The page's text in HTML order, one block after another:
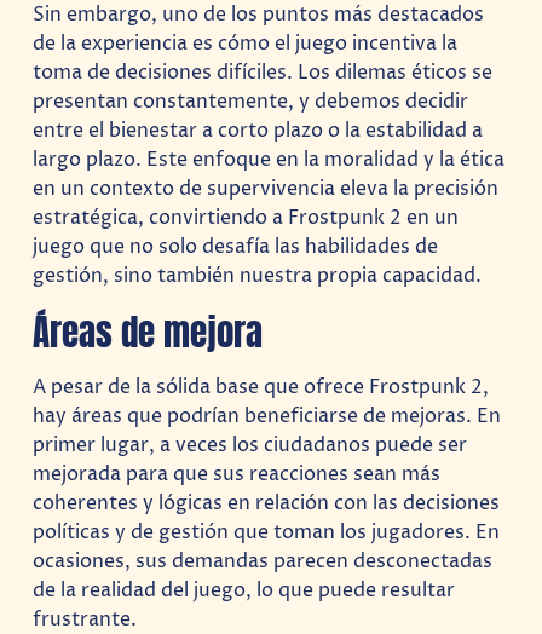
Sin embargo, uno de los puntos más destacados
de la experiencia es cómo el juego incentiva la
toma de decisiones difíciles. Los dilemas éticos se
presentan constantemente, y debemos decidir
entre el bienestar a corto plazo o la estabilidad a
largo plazo. Este enfoque en la moralidad y la ética
en un contexto de supervivencia eleva la precisión
estratégica, convirtiendo a Frostpunk 2 en un
juego que no solo desafía las habilidades de
gestión, sino también nuestra propia capacidad.
Áreas de mejora
A pesar de la sólida base que ofrece Frostpunk 2,
hay áreas que podrían beneficiarse de mejoras. En
primer lugar, a veces los ciudadanos puede ser
mejorada para que sus reacciones sean más
coherentes y lógicas en relación con las decisiones
políticas y de gestión que toman los jugadores. En
ocasiones, sus demandas parecen desconectadas
de la realidad del juego, lo que puede resultar
frustrante.